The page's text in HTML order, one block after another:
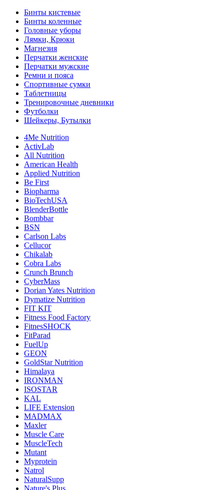
Бинты кистевые
Бинты коленные
Головные уборы
Лямки, Крюки
Магнезия
Перчатки женские
Перчатки мужские
Ремни и пояса
Спортивные сумки
Таблетницы
Тренировочные дневники
Футболки
Шейкеры, Бутылки
4Me Nutrition
ActivLab
All Nutrition
American Health
Applied Nutrition
Be First
Biopharma
BioTechUSA
BlenderBottle
Bombbar
BSN
Carlson Labs
Cellucor
Chikalab
Cobra Labs
Crunch Brunch
CyberMass
Dorian Yates Nutrition
Dymatize Nutrition
FIT KIT
Fitness Food Factory
FitnesSHOCK
FitParad
FuelUp
GEON
GoldStar Nutrition
Himalaya
IRONMAN
ISOSTAR
KAL
LIFE Extension
MADMAX
Maxler
Muscle Care
MuscleTech
Mutant
Myprotein
Natrol
NaturalSupp
Nature's Plus